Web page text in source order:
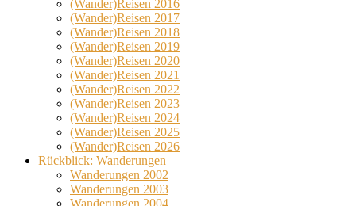
(Wander)Reisen 2016
(Wander)Reisen 2017
(Wander)Reisen 2018
(Wander)Reisen 2019
(Wander)Reisen 2020
(Wander)Reisen 2021
(Wander)Reisen 2022
(Wander)Reisen 2023
(Wander)Reisen 2024
(Wander)Reisen 2025
(Wander)Reisen 2026
Rückblick: Wanderungen
Wanderungen 2002
Wanderungen 2003
Wanderungen 2004